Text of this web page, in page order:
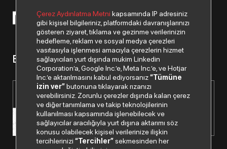
© 2026 Copyright Netex A.Ş. Tüm hakları saklıdır.
Bizden haberiniz olsun.
Çerez Aydınlatma Metni kapsamında IP adresiniz
gibi kişisel bilgileriniz, platformdaki davranışlarınızı
gösteren ziyaret, tıklama ve gezinme verilerinizin
hedefleme, reklam ve sosyal medya çerezleri
vasıtasıyla işlenmesi amacıyla çerezlerin hizmet
sağlayıcıları yurt dışında mukim Linkedin
Corporation’a, Google Inc.’e, Meta Inc.’e, ve Hotjar
Inc.’e aktarılmasını kabul ediyorsanız“Tümüne
izin ver”butonuna tıklayarak rızanızı
verebilirsiniz. Zorunlu çerezler dışında kalan çerez
ve diğer tanımlama ve takip teknolojilerinin
kullanılması kapsamında işlenebilecek ve
sağlayıcılar aracılığıyla yurt dışına aktarımı söz
konusu olabilecek kişisel verilerinize ilişkin
tercihlerinizi“Tercihler”sekmesinden her